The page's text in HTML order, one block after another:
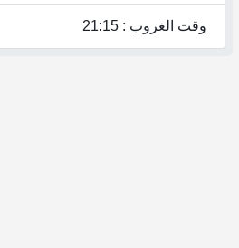
وقت الغروب : 21:15